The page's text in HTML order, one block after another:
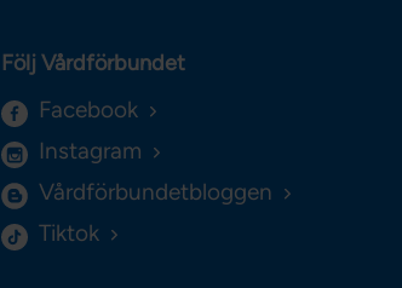
Följ Vårdförbundet
Facebook
Instagram
Vårdförbundetbloggen
Tiktok